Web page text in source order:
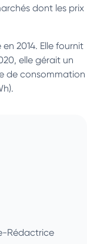
dont les prix
2014. Elle fournit
elle gérait un
de consommation
Rédactrice